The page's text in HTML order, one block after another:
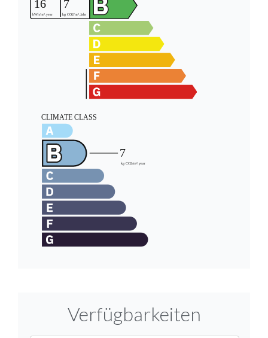
Verfügbarkeiten